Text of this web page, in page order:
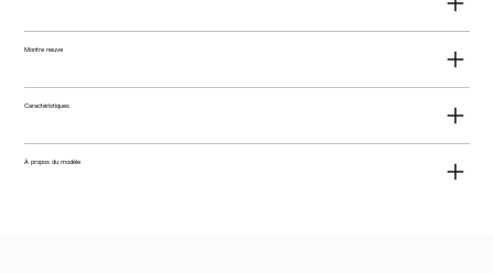
Montre neuve
Caractéristiques
À propos du modèle